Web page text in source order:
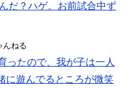
だ？ハゲ。お前試合中ず
んねる
ったので、我が子は一人
に遊んでるところが微笑